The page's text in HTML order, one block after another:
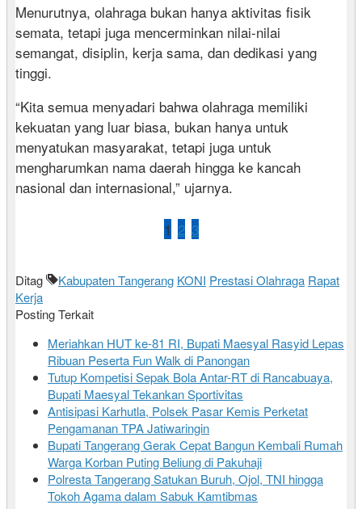
Menurutnya, olahraga bukan hanya aktivitas fisik
semata, tetapi juga mencerminkan nilai-nilai
semangat, disiplin, kerja sama, dan dedikasi yang
tinggi.
“Kita semua menyadari bahwa olahraga memiliki
kekuatan yang luar biasa, bukan hanya untuk
menyatukan masyarakat, tetapi juga untuk
mengharumkan nama daerah hingga ke kancah
nasional dan internasional,” ujarnya.
1 2 3
Ditag Kabupaten Tangerang KONI Prestasi Olahraga Rapat
Kerja
Posting Terkait
Meriahkan HUT ke-81 RI, Bupati Maesyal Rasyid Lepas
Ribuan Peserta Fun Walk di Panongan
Tutup Kompetisi Sepak Bola Antar-RT di Rancabuaya,
Bupati Maesyal Tekankan Sportivitas
Antisipasi Karhutla, Polsek Pasar Kemis Perketat
Pengamanan TPA Jatiwaringin
Bupati Tangerang Gerak Cepat Bangun Kembali Rumah
Warga Korban Puting Beliung di Pakuhaji
Polresta Tangerang Satukan Buruh, Ojol, TNI hingga
Tokoh Agama dalam Sabuk Kamtibmas